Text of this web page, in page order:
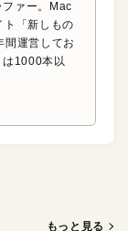
ファー。Mac
ト「新しもの
間運営してお
は1000本以
もっと見る